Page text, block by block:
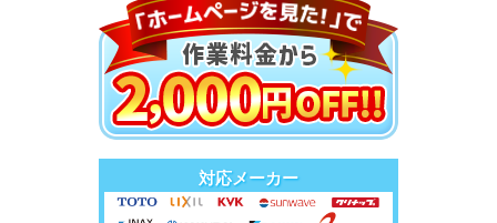
対応メーカー